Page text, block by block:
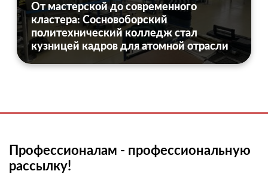
От мастерской до современного
кластера: Сосновоборский
политехнический колледж стал
кузницей кадров для атомной отрасли
Профессионалам - профессиональную
рассылку!